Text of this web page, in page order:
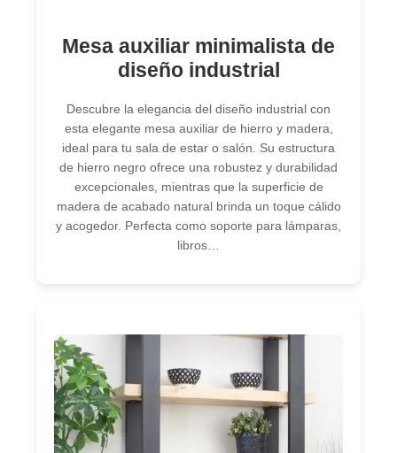
Mesa auxiliar minimalista de
diseño industrial
Descubre la elegancia del diseño industrial con
esta elegante mesa auxiliar de hierro y madera,
ideal para tu sala de estar o salón. Su estructura
de hierro negro ofrece una robustez y durabilidad
excepcionales, mientras que la superficie de
madera de acabado natural brinda un toque cálido
y acogedor. Perfecta como soporte para lámparas,
libros…